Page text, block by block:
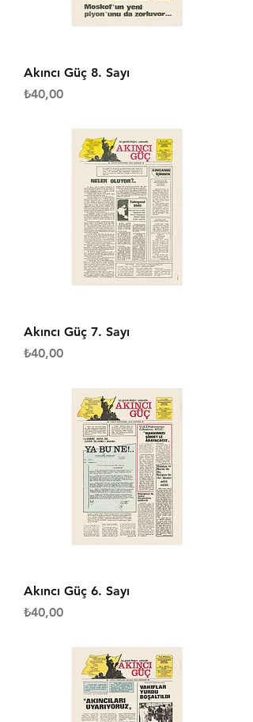
Akıncı Güç 8. Sayı
Fiyat
₺40,00
Akıncı Güç 7. Sayı
Fiyat
₺40,00
Akıncı Güç 6. Sayı
Fiyat
₺40,00